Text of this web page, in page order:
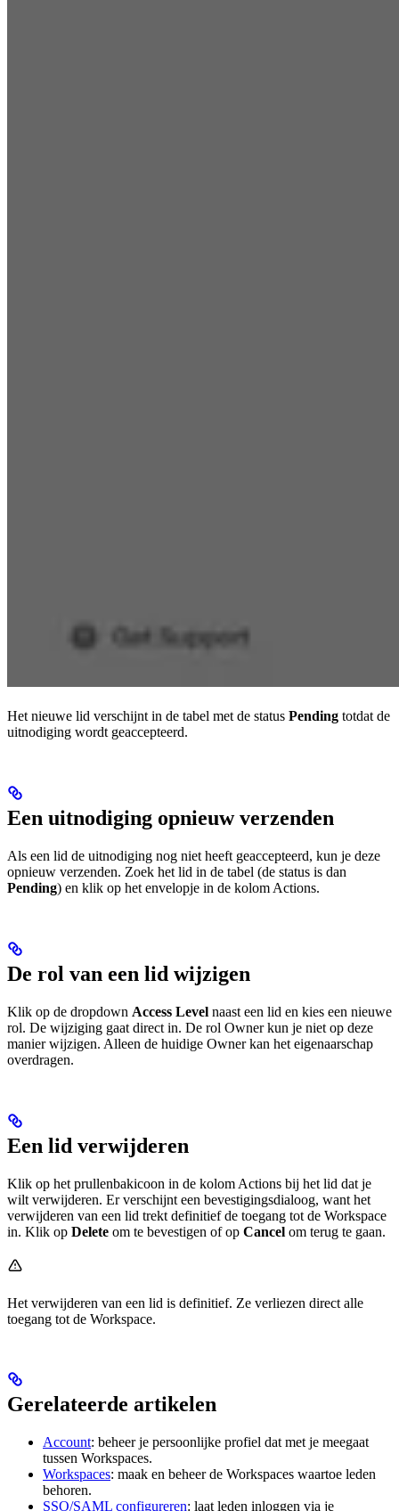
Het nieuwe lid verschijnt in de tabel met de status Pending totdat de
uitnodiging wordt geaccepteerd.
Een uitnodiging opnieuw verzenden
Als een lid de uitnodiging nog niet heeft geaccepteerd, kun je deze
opnieuw verzenden. Zoek het lid in de tabel (de status is dan
Pending) en klik op het envelopje in de kolom Actions.
De rol van een lid wijzigen
Klik op de dropdown Access Level naast een lid en kies een nieuwe
rol. De wijziging gaat direct in. De rol Owner kun je niet op deze
manier wijzigen. Alleen de huidige Owner kan het eigenaarschap
overdragen.
Een lid verwijderen
Klik op het prullenbakicoon in de kolom Actions bij het lid dat je
wilt verwijderen. Er verschijnt een bevestigingsdialoog, want het
verwijderen van een lid trekt definitief de toegang tot de Workspace
in. Klik op Delete om te bevestigen of op Cancel om terug te gaan.
Het verwijderen van een lid is definitief. Ze verliezen direct alle
toegang tot de Workspace.
Gerelateerde artikelen
Account: beheer je persoonlijke profiel dat met je meegaat
tussen Workspaces.
Workspaces: maak en beheer de Workspaces waartoe leden
behoren.
SSO/SAML configureren: laat leden inloggen via je